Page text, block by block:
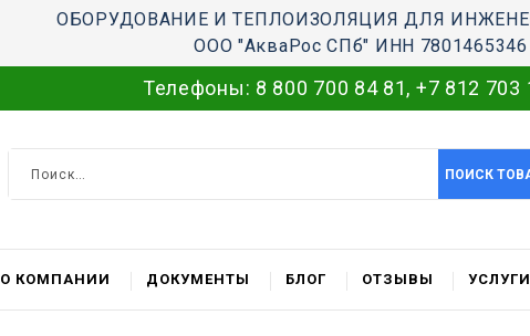
ОБОРУДОВАНИЕ И ТЕПЛОИЗОЛЯЦИЯ ДЛЯ
ООО "АкваРос СПб" ИНН 7801465346
Телефоны: 8 800 700 84 81, +7 812 703
ПОИСК
О КОМПАНИИ ДОКУМЕНТЫ БЛОГ ОТЗЫВЫ УСЛУГИ